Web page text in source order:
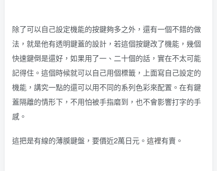
除了可以自己設定機能的按鍵夠多之外，還有一個不錯的做
法，就是他有透明鍵蓋的設計，若這個按鍵改了機能，幾個
快速鍵倒是還好，如果用了一、二十個的話，實在不太可能
記得住。這個時候就可以自己用個標籤，上面寫自己設定的
機能，講究一點的還可以用不同的系列色彩來配置。在有鍵
蓋隔離的情形下，不用怕被手指磨到，也不會影響打字的手
感。
這把是有線的薄膜鍵盤，要價近2萬日元。 這裡有賣。